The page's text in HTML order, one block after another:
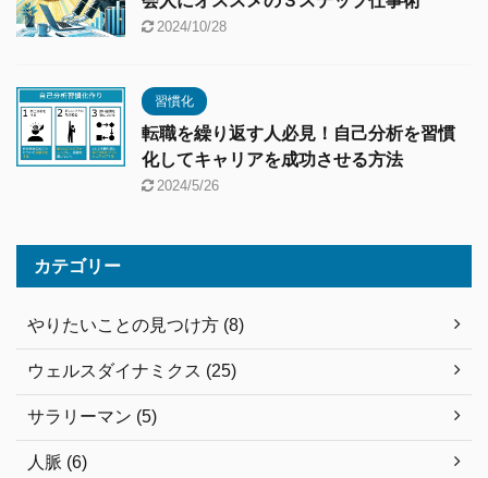
2024/10/28
習慣化
転職を繰り返す人必見！自己分析を習慣
化してキャリアを成功させる方法
2024/5/26
カテゴリー
やりたいことの見つけ方 (8)
ウェルスダイナミクス (25)
サラリーマン (5)
人脈 (6)